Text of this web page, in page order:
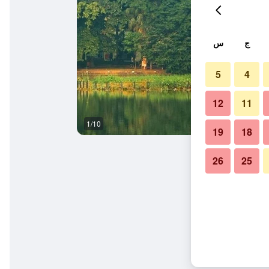
1/10
ج س
4
5
11
12
18
19
25
26